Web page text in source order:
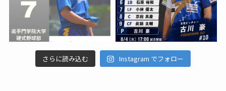
さらに読み込む Instagram でフォロー